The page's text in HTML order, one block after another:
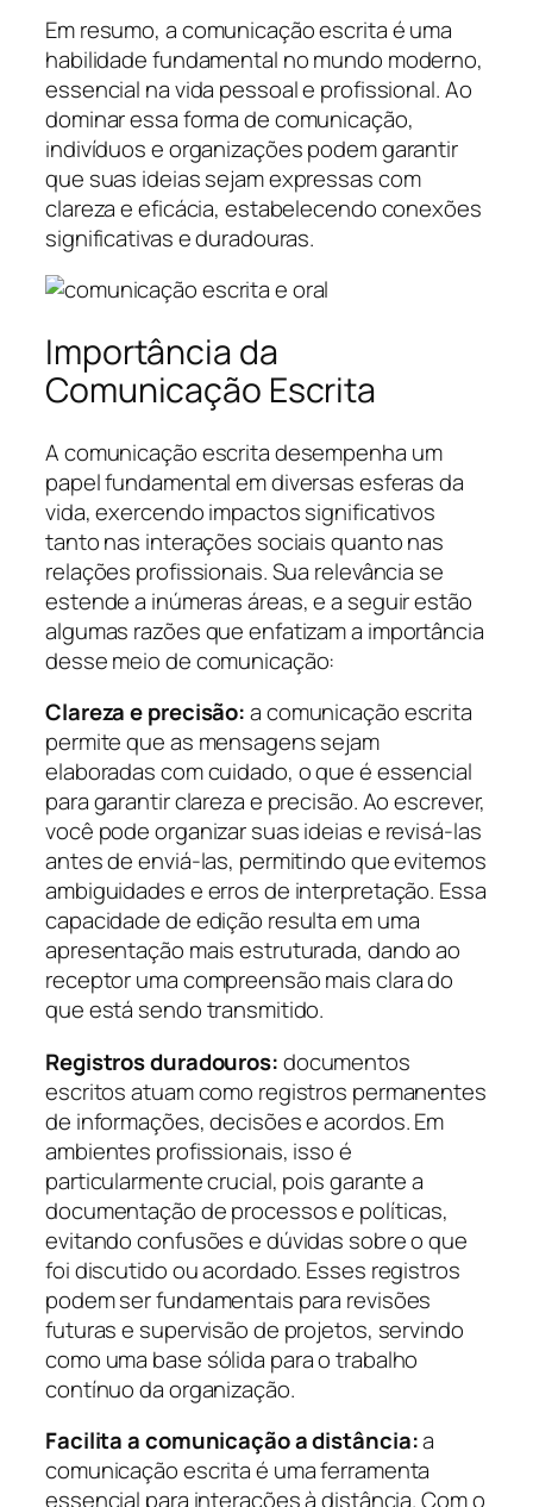
Em resumo, a comunicação escrita é uma
habilidade fundamental no mundo moderno,
essencial na vida pessoal e profissional. Ao
dominar essa forma de comunicação,
indivíduos e organizações podem garantir
que suas ideias sejam expressas com
clareza e eficácia, estabelecendo conexões
significativas e duradouras.
Importância da
Comunicação Escrita
A comunicação escrita desempenha um
papel fundamental em diversas esferas da
vida, exercendo impactos significativos
tanto nas interações sociais quanto nas
relações profissionais. Sua relevância se
estende a inúmeras áreas, e a seguir estão
algumas razões que enfatizam a importância
desse meio de comunicação:
Clareza e precisão:a comunicação escrita
permite que as mensagens sejam
elaboradas com cuidado, o que é essencial
para garantir clareza e precisão. Ao escrever,
você pode organizar suas ideias e revisá-las
antes de enviá-las, permitindo que evitemos
ambiguidades e erros de interpretação. Essa
capacidade de edição resulta em uma
apresentação mais estruturada, dando ao
receptor uma compreensão mais clara do
que está sendo transmitido.
Registros duradouros:documentos
escritos atuam como registros permanentes
de informações, decisões e acordos. Em
ambientes profissionais, isso é
particularmente crucial, pois garante a
documentação de processos e políticas,
evitando confusões e dúvidas sobre o que
foi discutido ou acordado. Esses registros
podem ser fundamentais para revisões
futuras e supervisão de projetos, servindo
como uma base sólida para o trabalho
contínuo da organização.
Facilita a comunicação a distância:a
comunicação escrita é uma ferramenta
essencial para interações à distância. Com o